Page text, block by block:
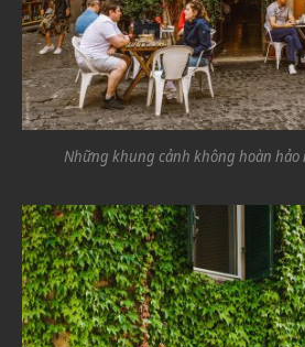
Những khung cảnh không hoàn hảo